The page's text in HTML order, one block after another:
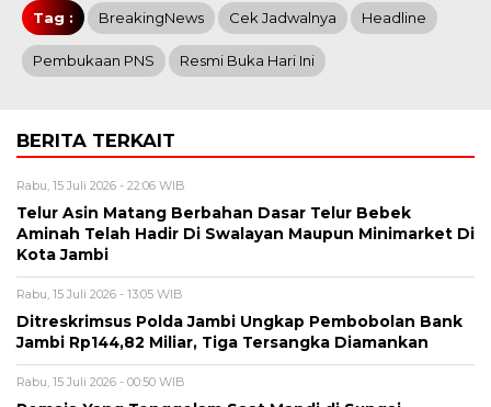
Tag : BreakingNews Cek Jadwalnya Headline
Pembukaan PNS Resmi Buka Hari Ini
BERITA TERKAIT
Rabu, 15 Juli 2026 - 22:06 WIB
Telur Asin Matang Berbahan Dasar Telur Bebek
Aminah Telah Hadir Di Swalayan Maupun Minimarket Di
Kota Jambi
Rabu, 15 Juli 2026 - 13:05 WIB
Ditreskrimsus Polda Jambi Ungkap Pembobolan Bank
Jambi Rp144,82 Miliar, Tiga Tersangka Diamankan
Rabu, 15 Juli 2026 - 00:50 WIB